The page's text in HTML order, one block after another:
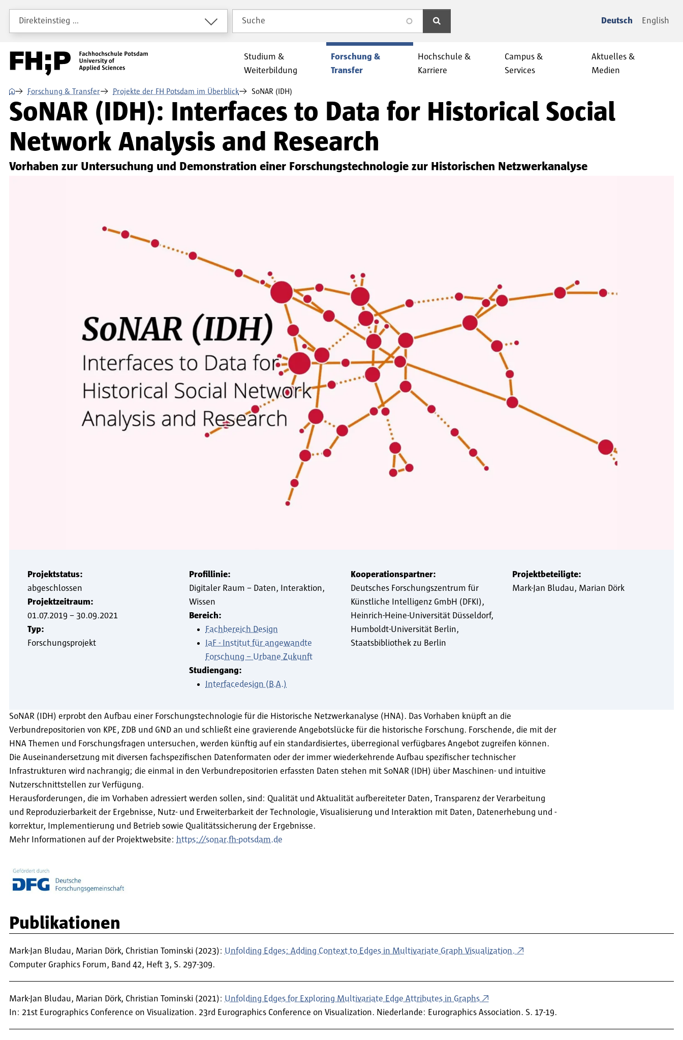
Direkt zum Inhalt
Direkt zur Hauptnavigation
Direkt zum Fußbereich
Direkteinstieg …
Suche
search Deutsch English
Studium &
Weiterbildung
Forschung &
Transfer
Hochschule &
Karriere
Campus &
Services
Aktuelles &
Medien
⌂ Forschung & Transfer Projekte der FH Potsdam im Überblick SoNAR (IDH)
SoNAR (IDH): Interfaces to Data for Historical Social
Network Analysis and Research
Vorhaben zur Untersuchung und Demonstration einer Forschungstechnologie zur Historischen Netzwerkanalyse
Projektstatus:
abgeschlossen
Projektzeitraum:
01.07.2019 – 30.09.2021
Typ:
Forschungsprojekt
Profillinie:
Digitaler Raum – Daten, Interaktion,
Wissen
Bereich:
Fachbereich Design
IaF - Institut für angewandte
Forschung – Urbane Zukunft
Studiengang:
Interfacedesign (B.A.)
Kooperationspartner:
Deutsches Forschungszentrum für
Künstliche Intelligenz GmbH (DFKI)
Heinrich-Heine-Universität Düsseldorf
Humboldt-Universität Berlin
Staatsbibliothek zu Berlin
Projektbeteiligte:
Mark-Jan Bludau
Marian Dörk
SoNAR (IDH) erprobt den Aufbau einer Forschungstechnologie für die Historische Netzwerkanalyse (HNA). Das Vorhaben knüpft an die
Verbundrepositorien von KPE, ZDB und GND an und schließt eine gravierende Angebotslücke für die historische Forschung. Forschende, die mit der
HNA Themen und Forschungsfragen untersuchen, werden künftig auf ein standardisiertes, überregional verfügbares Angebot zugreifen können.
Die Auseinandersetzung mit diversen fachspezifischen Datenformaten oder der immer wiederkehrende Aufbau spezifischer technischer
Infrastrukturen wird nachrangig; die einmal in den Verbundrepositorien erfassten Daten stehen mit SoNAR (IDH) über Maschinen- und intuitive
Nutzerschnittstellen zur Verfügung.
Herausforderungen, die im Vorhaben adressiert werden sollen, sind: Qualität und Aktualität aufbereiteter Daten, Transparenz der Verarbeitung
und Reproduzierbarkeit der Ergebnisse, Nutz- und Erweiterbarkeit der Technologie, Visualisierung und Interaktion mit Daten, Datenerhebung und -
korrektur, Implementierung und Betrieb sowie Qualitätssicherung der Ergebnisse.
Mehr Informationen auf der Projektwebsite: https://sonar.fh-potsdam.de
Publikationen
Mark-Jan Bludau, Marian Dörk, Christian Tominski (2023): Unfolding Edges: Adding Context to Edges in Multivariate Graph Visualization.
Computer Graphics Forum, Band 42, Heft 3, S. 297-309.
Mark-Jan Bludau, Marian Dörk, Christian Tominski (2021): Unfolding Edges for Exploring Multivariate Edge Attributes in Graphs
In: 21st Eurographics Conference on Visualization. 23rd Eurographics Conference on Visualization. Niederlande: Eurographics Association. S. 17-19.